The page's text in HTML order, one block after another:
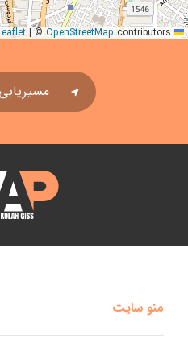
منو سایت
|© OpenStreetMapcontributors
مسیریابی